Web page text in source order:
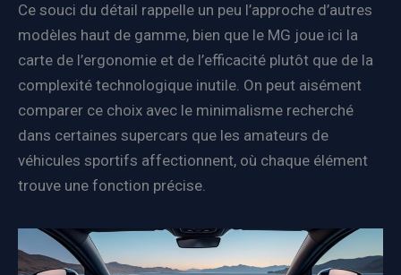
Ce souci du détail rappelle un peu l’approche d’autres
modèles haut de gamme, bien que le MG joue ici la
carte de l’ergonomie et de l’efficacité plutôt que de la
complexité technologique inutile. On peut aisément
comparer ce choix avec le minimalisme recherché
dans certaines supercars que les amateurs de
véhicules sportifs affectionnent, où chaque élément
trouve une fonction précise.